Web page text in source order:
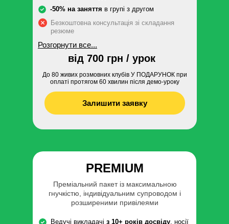
PREMIUM
Ведучі викладачі з 10+ років досвіду , носії
Преміальний пакет із максимальною
гнучкістю, індивідуальним супроводом і
розширеними привілеями
Безкоштовна консультація зі складання
резюме
-50% на заняття в групі з другом
До 80 живих розмовних клубів У ПОДАРУНОК при
оплаті протягом 60 хвилин після демо-уроку
Залишити заявку
Розгорнути все...
від 700 грн / урок